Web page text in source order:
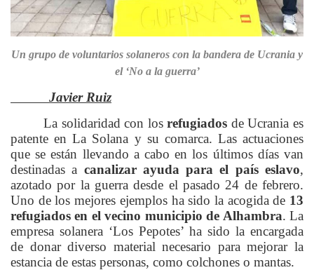
Un grupo de voluntarios solaneros con la bandera de Ucrania y
el ‘No a la guerra’
Javier Ruiz
La solidaridad con losrefugiados de Ucrania es
patente en La Solana y su comarca. Las actuaciones
que se están llevando a cabo en los últimos días van
destinadas a canalizar ayuda para el país eslavo,
azotado por la guerra desde el pasado 24 de febrero.
Uno de los mejores ejemplos ha sido la acogida de 13
refugiados en el vecino municipio de Alhambra. La
empresa solanera ‘Los Pepotes’ ha sido la encargada
de donar diverso material necesario para mejorar la
estancia de estas personas, como colchones o mantas.